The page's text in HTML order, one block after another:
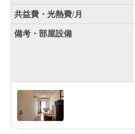
共益費・光熱費/月
備考・部屋設備